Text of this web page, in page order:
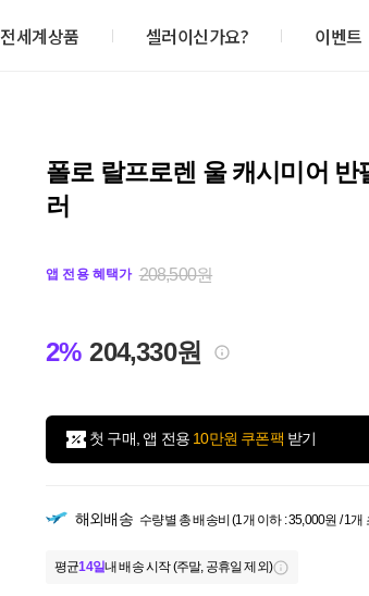
전세계상품 셀러이신가요? 이벤트
폴로 랄프로렌 울 캐시미어 반
러
앱 전용 혜택가 208,500원
2% 204,330원
첫 구매, 앱 전용 10만원 쿠폰팩 받기
해외배송 수량별 총 배송비 (1개 이하 : 35,000원 / 1개
평균14일내 배송 시작 (주말, 공휴일 제외)